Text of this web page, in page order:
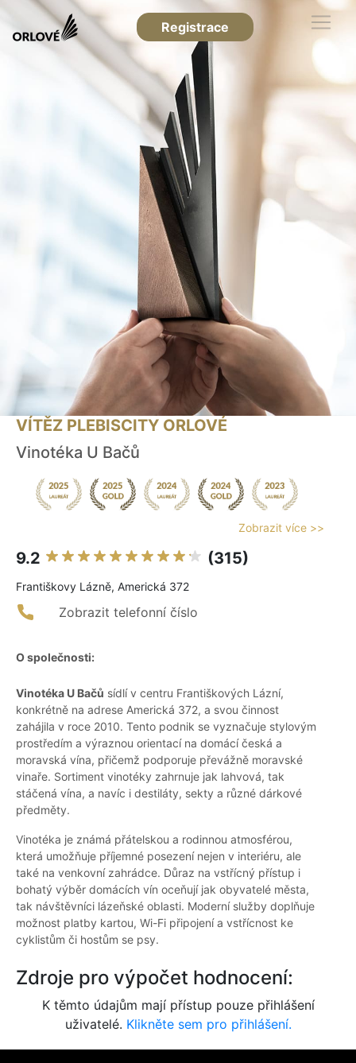
Registrace
VÍTĚZ PLEBISCITY ORLOVÉ
Vinotéka U Bačů
Zobrazit více >>
9.2 (315)
Františkovy Lázně, Americká 372
Zobrazit telefonní číslo
O společnosti:
Vinotéka U Bačů sídlí v centru Františkových Lázní,
konkrétně na adrese Americká 372, a svou činnost
zahájila v roce 2010. Tento podnik se vyznačuje stylovým
prostředím a výraznou orientací na domácí česká a
moravská vína, přičemž podporuje převážně moravské
vinaře. Sortiment vinotéky zahrnuje jak lahvová, tak
stáčená vína, a navíc i destiláty, sekty a různé dárkové
předměty.
Vinotéka je známá přátelskou a rodinnou atmosférou,
která umožňuje příjemné posezení nejen v interiéru, ale
také na venkovní zahrádce. Důraz na vstřícný přístup i
bohatý výběr domácích vín oceňují jak obyvatelé města,
tak návštěvníci lázeňské oblasti. Moderní služby doplňuje
možnost platby kartou, Wi-Fi připojení a vstřícnost ke
cyklistům či hostům se psy.
Zdroje pro výpočet hodnocení:
K těmto údajům mají přístup pouze přihlášení
uživatelé. Klikněte sem pro přihlášení.